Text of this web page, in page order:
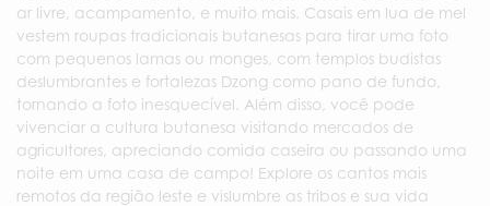
ar livre, acampamento, e muito mais. Casais em lua de mel
vestem roupas tradicionais butanesas para tirar uma foto
com pequenos lamas ou monges, com templos budistas
deslumbrantes e fortalezas Dzong como pano de fundo,
tornando a foto inesquecível. Além disso, você pode
vivenciar a cultura butanesa visitando mercados de
agricultores, apreciando comida caseira ou passando uma
noite em uma casa de campo! Explore os cantos mais
remotos da região leste e vislumbre as tribos e sua vida